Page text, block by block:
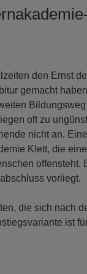
den Ernst
gemacht
Bildungsweg
oft zu
nicht an.
Klett, die
offensteht.
vorliegt.
die sich nach
ist